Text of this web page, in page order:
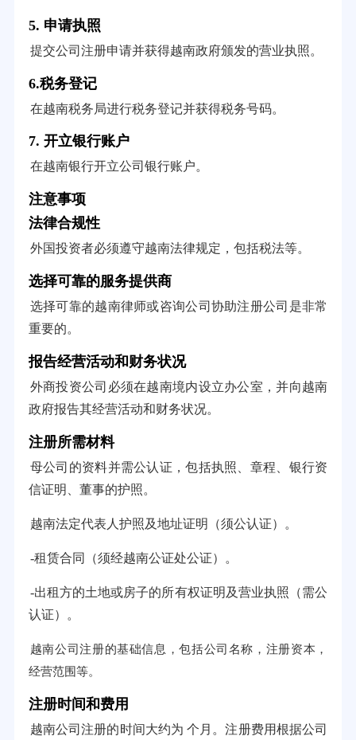
5. 申请执照
提交公司注册申请并获得越南政府颁发的营业执照。
6.税务登记
在越南税务局进行税务登记并获得税务号码。
7. 开立银行账户
在越南银行开立公司银行账户。
注意事项
法律合规性
外国投资者必须遵守越南法律规定，包括税法等。
选择可靠的服务提供商
选择可靠的越南律师或咨询公司协助注册公司是非常
重要的。
报告经营活动和财务状况
外商投资公司必须在越南境内设立办公室，并向越南
政府报告其经营活动和财务状况。
注册所需材料
母公司的资料并需公认证，包括执照、章程、银行资
信证明、董事的护照。
越南法定代表人护照及地址证明（须公认证）。
-租赁合同（须经越南公证处公证）。
-出租方的土地或房子的所有权证明及营业执照（需公
认证）。
越南公司注册的基础信息，包括公司名称，注册资本，
经营范围等。
注册时间和费用
越南公司注册的时间大约为 个月。注册费用根据公司